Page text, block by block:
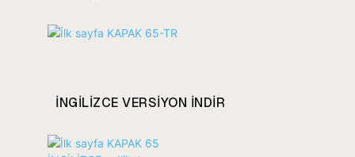
INGILIZCE VERSIYON INDIR